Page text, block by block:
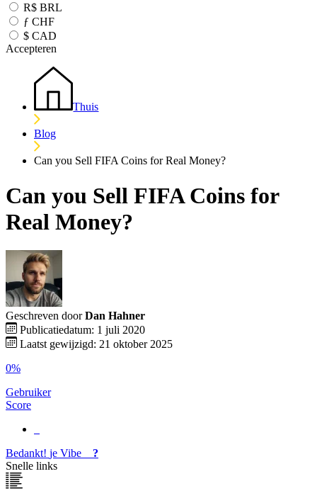
R$ BRL
ƒ CHF
$ CAD
Accepteren
Thuis
Blog
Can you Sell FIFA Coins for Real Money?
Can you Sell FIFA Coins for
Real Money?
Geschreven door Dan Hahner
Publicatiedatum: 1 juli 2020
Laatst gewijzigd: 21 oktober 2025
0%
Gebruiker
Score
Bedankt! je Vibe
?
Snelle links